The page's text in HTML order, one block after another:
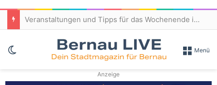
Veranstaltungen und Tipps für das Wochenende in und um Bernau
Skin umschalten Menü
Anzeige